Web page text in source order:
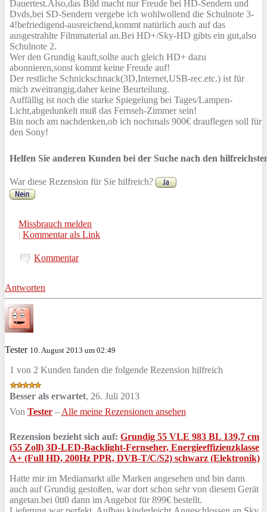
Dauertest.Also,das Bild macht nur Freude bei HD-Sendern und
Dvds,bei SD-Sendern vergebe ich wohlwollend die Schulnote 3-
4!befriedigend-ausreichend,kommt natürlich auch auf das
ausgestrahlte Filmmaterial an.Bei HD+/Sky-HD gibts ein gut,also
Schulnote 2.
Wer den Grundig kauft,sollte auch gleich HD+ dazu
abonnieren,sonst kommt keine Freude auf!
Der restliche Schnickschnack(3D,Internet,USB-rec.etc.) ist für
mich zweitrangig,daher keine Beurteilung.
Auffällig ist noch die starke Spiegelung bei Tages/Lampen-
Licht,abgedunkelt muß das Fernseh-Zimmer sein!
Bin noch am nachdenken,ob ich nochmals 900€ drauflegen soll für
den Sony!
Helfen Sie anderen Kunden bei der Suche nach den
War diese Rezension für Sie hilfreich?
Missbrauch melden
| Kommentar als Link
Kommentar
Antworten
Tester 10. August 2013 um 02:49
1 von 2 Kunden fanden die folgende Rezension hilfreich
Besser als erwartet, 26. Juli 2013
Von Tester – Alle meine Rezensionen ansehen
Rezension bezieht sich auf: Grundig 55 VLE 983 BL 139,7 cm
(55 Zoll) 3D-LED-Backlight-Fernseher, Energieeffizienzklasse
A+ (Full HD, 200Hz PPR, DVB-T/C/S2) schwarz (Elektronik)
Hatte mir im Mediamarkt alle Marken angesehen und bin dann
auch auf Grundig gestoßen, war dort schon sehr von diesem Gerät
angetan.bei 0tt0 dann im Angebot für 899€ bestellt.